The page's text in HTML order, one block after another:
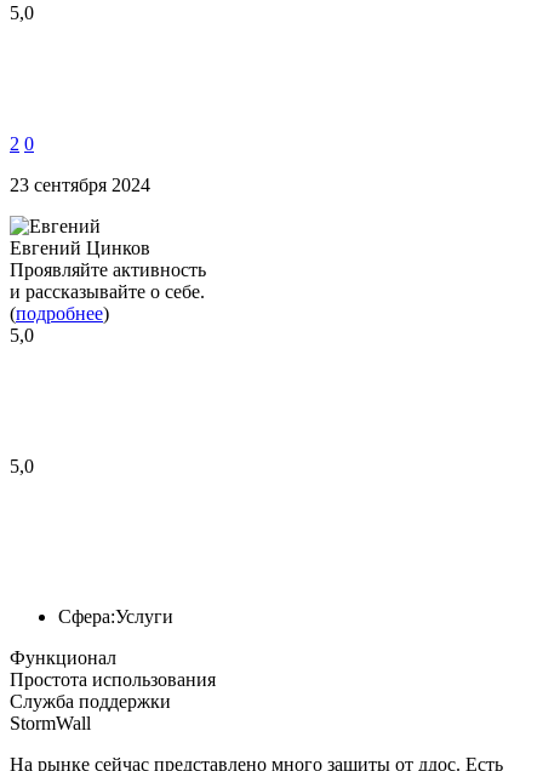
5,0
2 0
23 сентября 2024
Евгений Цинков
Проявляйте активность
и рассказывайте о себе.
(подробнее)
5,0
5,0
Сфера:Услуги
Функционал
Простота использования
Служба поддержки
StormWall
На рынке сейчас представлено много защиты от ддос. Есть